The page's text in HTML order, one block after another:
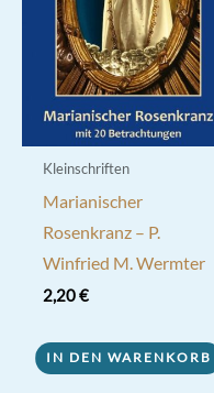
Kleinschriften
Marianischer
Rosenkranz – P.
Winfried M. Wermter
2,20€
IN DEN WARENKORB